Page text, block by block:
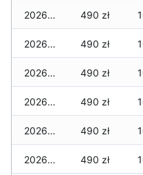
2026-04-08 490 zł
2026-04-07 490 zł
2026-04-06 490 zł
2026-04-05 490 zł
2026-04-04 490 zł
2026-04-03 490 zł